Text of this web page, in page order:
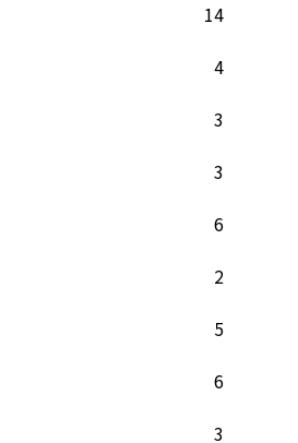
14
4
3
3
6
2
5
6
3